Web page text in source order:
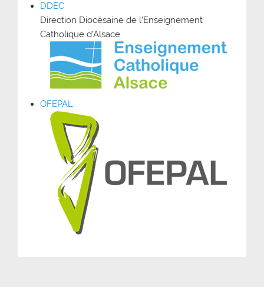
DDEC
Direction Diocésaine de l’Enseignement
Catholique d’Alsace
OFEPAL